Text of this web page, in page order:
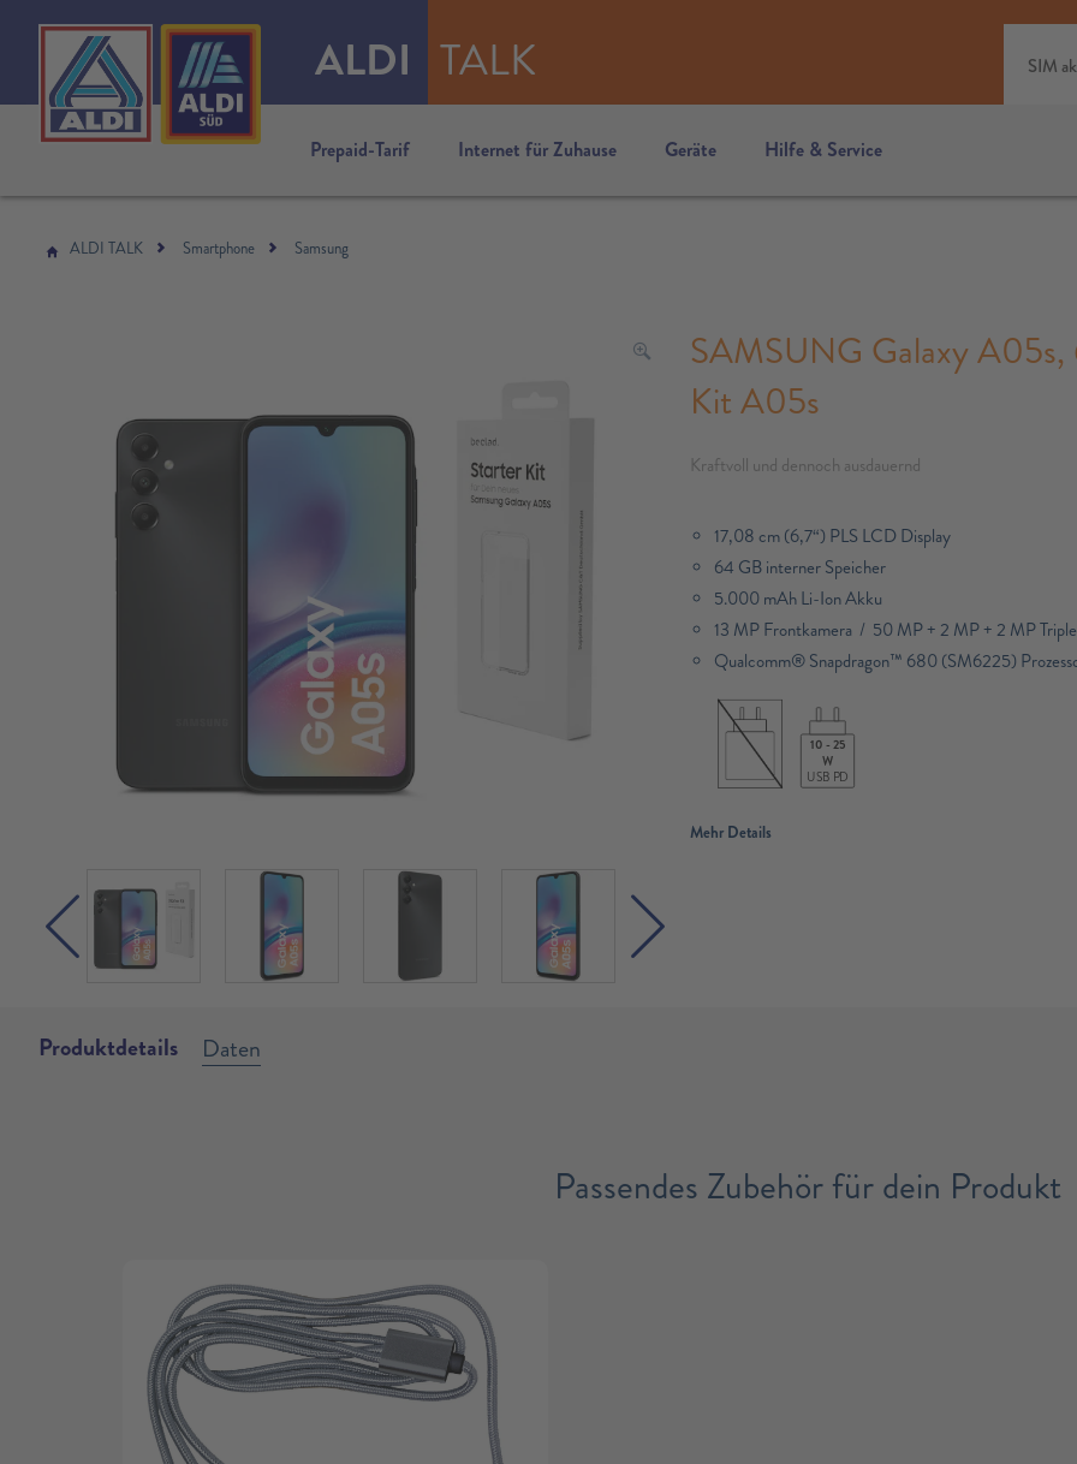
ALDI TALK SIM
Prepaid-Tarif Internet für Zuhause Geräte Hilfe & Service
ALDI TALK Smartphone Samsung
SAMSUNG Galaxy A05s,
Kit A05s
Kraftvoll und dennoch ausdauernd
17,08 cm (6,7“) PLS LCD Display
64 GB interner Speicher
5.000 mAh Li-Ion Akku
13 MP Frontkamera / 50 MP + 2 MP + 2 MP
Qualcomm® Snapdragon™ 680 (SM6225)
10 - 25
W
USB PD
Mehr Details
Produktdetails Daten
Passendes Zubehör für dein Produkt